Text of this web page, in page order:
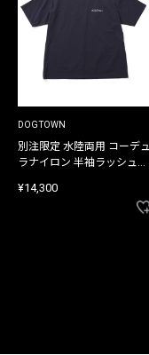
DOGTOWN
別注限定 水陸両用 コーデュ
ラナイロン 半袖ラッシュガ
¥14,300